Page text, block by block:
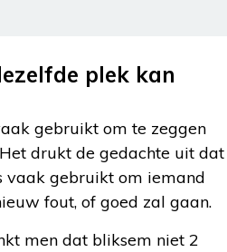
plek kan
gebruikt om te zeggen
drukt de gedachte uit dat
vaak gebruikt om iemand
fout, of goed zal gaan.
men dat bliksem niet 2